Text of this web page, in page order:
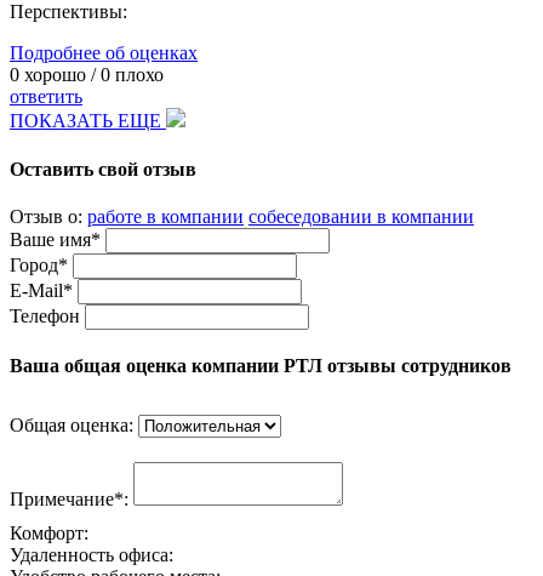
Перспективы:
Подробнее об оценках
0 хорошо /0 плохо
ответить
ПОКАЗАТЬ ЕЩЕ
Оставить свой отзыв
Отзыв о: работе в компании собеседовании в компании
Ваше имя*
Город*
E-Mail*
Телефон
Ваша общая оценка компании РТЛ отзывы сотрудников
Общая оценка:
Примечание*:
Комфорт:
Удаленность офиса: